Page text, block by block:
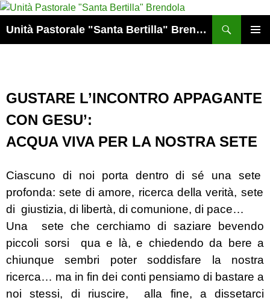
Vai
contenuto
Unità Pastorale "Santa Bertilla" Brendola
GUSTARE L’INCONTRO APPAGANTE
CON GESU’:
ACQUA VIVA PER LA NOSTRA SETE
Ciascuno di noi porta dentro di sé una sete
profonda: sete di amore, ricerca della verità, sete
di giustizia, di libertà, di comunione, di pace…
Una
sete che cerchiamo di saziare bevendo
piccoli sorsi
qua e là, e chiedendo da bere a
chiunque sembri poter soddisfare la nostra
ricerca… ma in fin dei conti pensiamo di bastare a
noi stessi, di riuscire,
alla fine, a dissetarci